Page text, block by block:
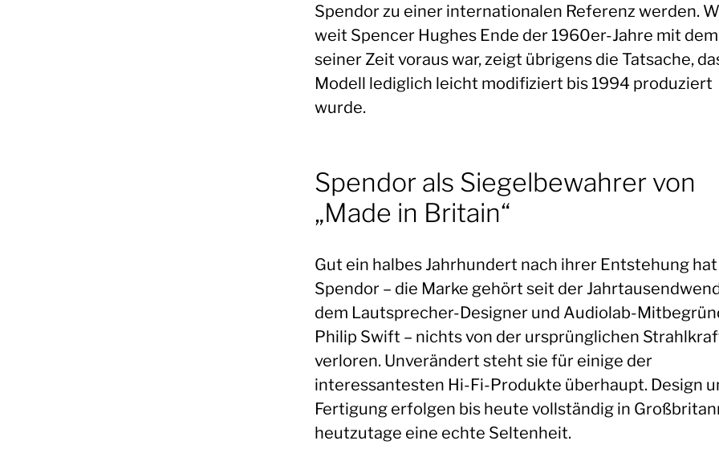
Spendor zu einer internationalen Referenz werden.
weit Spencer Hughes Ende der 1960er-Jahre mit dem
seiner Zeit voraus war, zeigt übrigens die Tatsache,
Modell lediglich leicht modifiziert bis 1994 produziert
wurde.
Spendor als Siegelbewahrer von
„Made in Britain“
Gut ein halbes Jahrhundert nach ihrer Entstehung hat
Spendor – die Marke gehört seit der
dem Lautsprecher-Designer und Audiolab-
Philip Swift – nichts von der ursprünglichen
verloren. Unverändert steht sie für einige der
interessantesten Hi-Fi-Produkte überhaupt. Design
Fertigung erfolgen bis heute vollständig in
heutzutage eine echte Seltenheit.